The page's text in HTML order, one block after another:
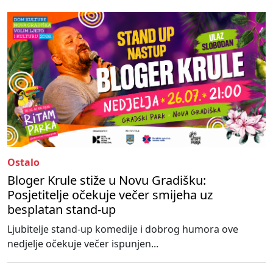
Ostalo
Bloger Krule stiže u Novu Gradišku:
Posjetitelje očekuje večer smijeha uz
besplatan stand-up
Ljubitelje stand-up komedije i dobrog humora ove
nedjelje očekuje večer ispunjen...